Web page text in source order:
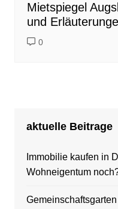
Mietspiegel
und
0
aktuelle Beitrage
Immobilie kaufen in
Wohneigentum